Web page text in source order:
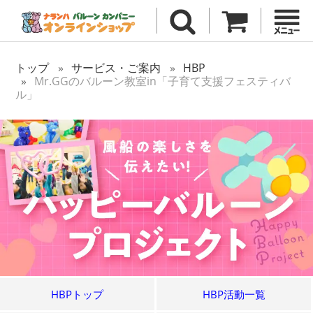
トップ サービス・ご案内
HBP
Mr.GGのバルーン教室in「子育て支援フェスティバ
ル」
HBPトップ HBP活動一覧